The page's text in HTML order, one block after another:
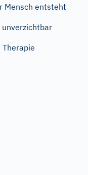
Mensch entsteht
unverzichtbar
Therapie